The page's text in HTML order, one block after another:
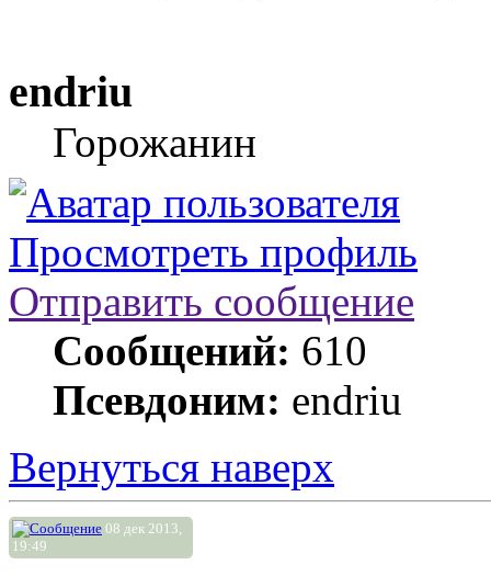
endriu
Горожанин
Просмотреть профиль
Отправить сообщение
Сообщений: 610
Псевдоним: endriu
Вернуться наверх
08 дек 2013,
19:49